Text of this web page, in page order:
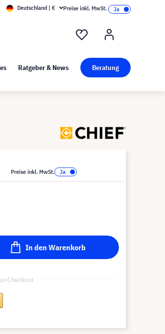
bei visunext
Deutschland | € Preise inkl. MwSt.
Ratgeber & News Beratung
Preise inkl. MwSt.
In den Warenkorb
Checkout